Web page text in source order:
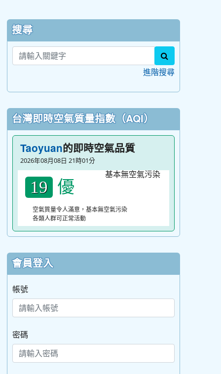
搜尋
進階搜尋
台灣即時空氣質量指數（AQI）
Taoyuan的即時空氣品質
2026年08月08日 21時01分
19 優
空氣質量令人滿意，基本無空氣污染
各類人群可正常活動
會員登入
帳號
密碼